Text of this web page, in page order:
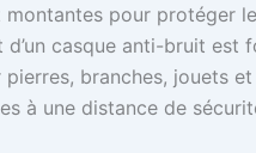
montantes pour protéger
casque anti-bruit est
branches, jouets
à une distance de